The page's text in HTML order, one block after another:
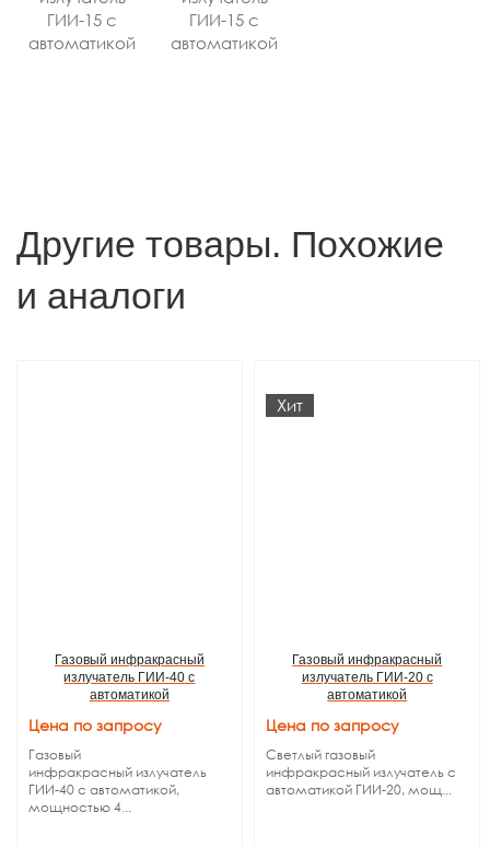
Другие товары. Похожие
и аналоги
Газовый инфракрасный
излучатель ГИИ-40 с
автоматикой
Цена по запросу
Газовый
инфракрасный излучатель
ГИИ-40 с автоматикой,
мощностью 4...
Хит
Газовый инфракрасный
излучатель ГИИ-20 с
автоматикой
Цена по запросу
Светлый газовый
инфракрасный излучатель с
автоматикой ГИИ-20, мощ...